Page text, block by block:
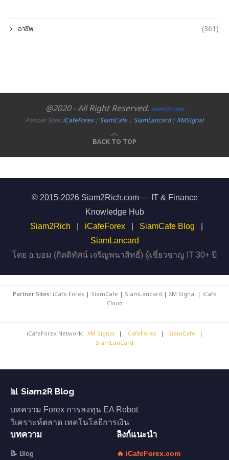
อาชีพ (361)
@2020 - All Right Reserved. siam2r.com
Partner Sites:iCafeForex|SiamCafe|SiamLancard|XMSignal
BACK TO TOP
© 2015-2026 Siam2Rich.com — IT & Finance
Knowledge Hub
Siam2Rich
iCafeForex SiamCafe Blog
SiamLancard
โดย อ.บอม (กิตติทัศน์ เจริญพนาสิทธิ์) ผู้เชี่ยวชาญ IT 30+ ปี
Partner Sites: iCafe Forex| SiamCafe | SiamLancard | XM Signal | iCafe
Cloud
iCafeForex Network: XM Signal | iCafeForex | SiamCafe
|
SiamLanCard
📊 Siam2R Blog
บทความ Forex การลงทุน EA Robot
วิเคราะห์ตลาด เทคโนโลยีการเงิน
บทความ
📝 Blog
ลิงก์แนะนำ
🔥 iCafeForex.com